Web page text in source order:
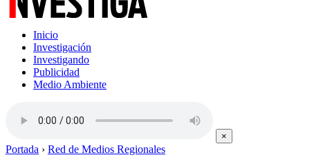
Inicio
Investigación
Investigando
Publicidad
Medio Ambiente
×
Portada › Red de Medios Regionales